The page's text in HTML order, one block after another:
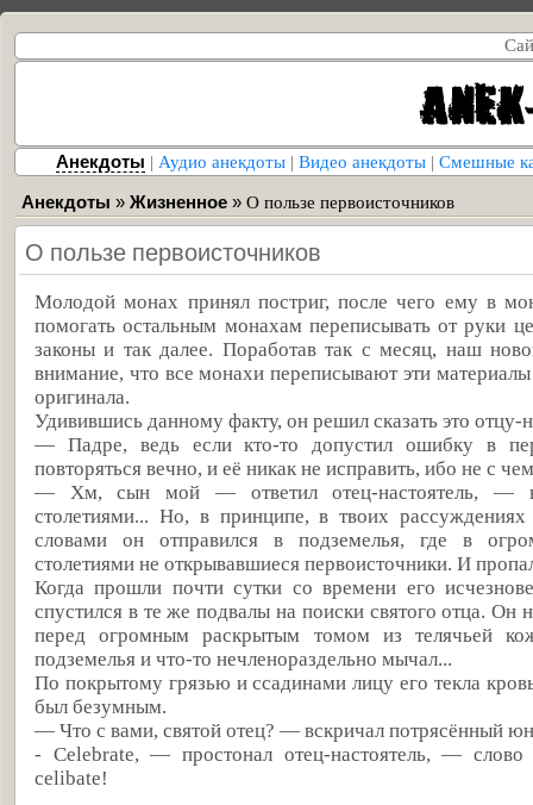
Анекдоты | Аудио анекдоты | Видео анекдоты | Смешные
Анекдоты » Жизненное » О пользе первоисточников
О пользе первоисточников
Молодой монах принял постриг, после чего ему в
помогать остальным монахам переписывать от руки
законы и так далее. Поработав так с месяц, наш
внимание, что все монахи переписывают эти
оригинала.
Удивившись данному факту, он решил сказать это отцу-
— Падре, ведь если кто-то допустил ошибку в
повторяться вечно, и её никак не исправить, ибо не с
— Хм, сын мой — ответил отец-настоятель, —
столетиями... Но, в принципе, в твоих
словами он отправился в подземелья, где в
столетиями не открывавшиеся первоисточники. И
Когда прошли почти сутки со времени его
спустился в те же подвалы на поиски святого отца. Он
перед огромным раскрытым томом из телячьей
подземелья и что-то нечленораздельно мычал...
По покрытому грязью и ссадинами лицу его текла
был безумным.
— Что с вами, святой отец? — вскричал потрясённый
- Celebrate, — простонал отец-настоятель, —
celibate!